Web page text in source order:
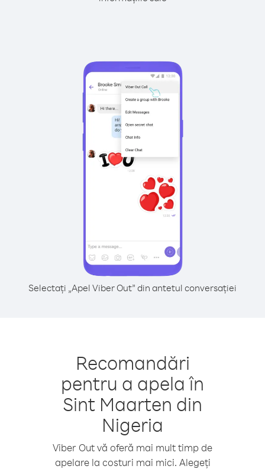
Selectați „Apel Viber Out” din antetul conversației
Recomandări
pentru a apela în
Sint Maarten din
Nigeria
Viber Out vă oferă mai mult timp de
apelare la costuri mai mici. Alegeți